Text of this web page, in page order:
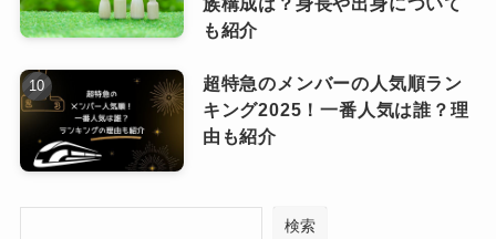
にされている形となっています。
Omoinotakeメンバーに離婚した人も
ピンときた
ないのもアーティストらしい選
Omoinotakeの魅力のひとつなの
かもしれません！
Omoinotake人気曲ランキング2025最新！泣
ける曲や隠れた名曲も紹介！ファンから支持
も紹介
超特急のメンバーの人気順ラン
キング2025！一番人気は誰？理
由も紹介
検索